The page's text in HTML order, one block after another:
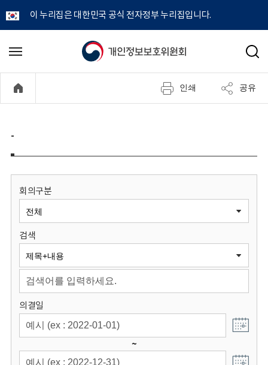
이 누리집은 대한민국 공식 전자정부 누리집입니다.
개
정
보
원
회
메
기
검
인쇄 공유
-
회의구분
검색
의결일
~